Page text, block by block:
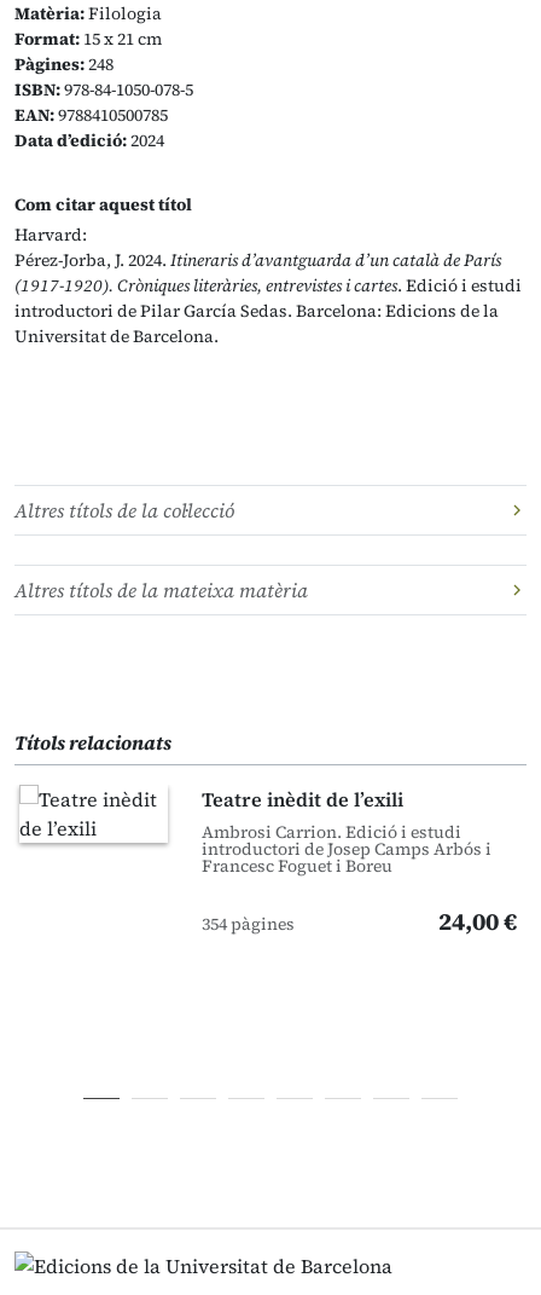
Matèria:Filologia
Format: 15 x 21 cm
Pàgines:248
ISBN:978-84-1050-078-5
EAN:9788410500785
Data d’edició:2024
Com citar aquest títol
Harvard:
Pérez-Jorba, J. 2024. Itineraris d’avantguarda d’un català de París
(1917-1920). Cròniques literàries, entrevistes i cartes. Edició i estudi
introductori de Pilar García Sedas. Barcelona: Edicions de la
Universitat de Barcelona.
Altres títols de la col·lecció
Altres títols de la mateixa matèria
Títols relacionats
Teatre inèdit de l’exili
Ambrosi Carrion. Edició i estudi
introductori de Josep Camps Arbós i
Francesc Foguet i Boreu
354 pàgines 24,00 €